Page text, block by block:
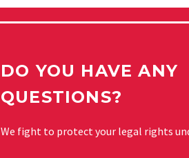
DO YOU HAVE ANY
QUESTIONS?
We fight to protect your legal rights